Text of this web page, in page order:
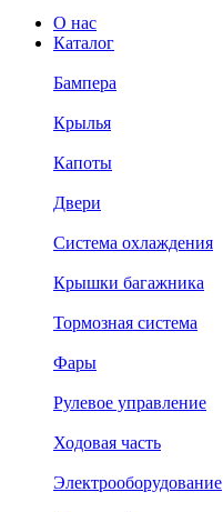
О нас
Каталог
Бампера
Крылья
Капоты
Двери
Система охлаждения
Крышки багажника
Тормозная система
Фары
Рулевое управление
Ходовая часть
Электрооборудование